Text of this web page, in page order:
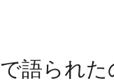
語られ